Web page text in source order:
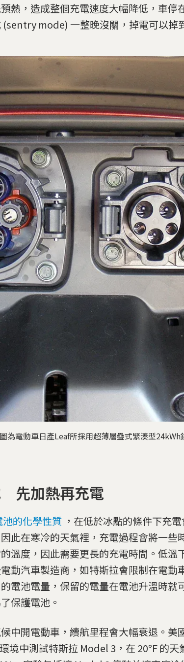
熱，造成整個充電速度大幅降低，車停
mode) 一整晚沒關，掉電可以掉
為電動車日產Leaf所採用超薄層疊式緊湊型24kWh
先加熱再充電
的化學性質 ，在低於冰點的條件下充
此在寒冷的天氣裡，充電過程會將一些
溫度，因此需要更長的充電時間。低溫
動汽車製造商，如特斯拉會限制在電動
電池電量，保留的電量在電池升溫時就
保護電池。
中開電動車，續航里程會大幅衰退。美
境中測試特斯拉 Model 3，在 20°F 的天